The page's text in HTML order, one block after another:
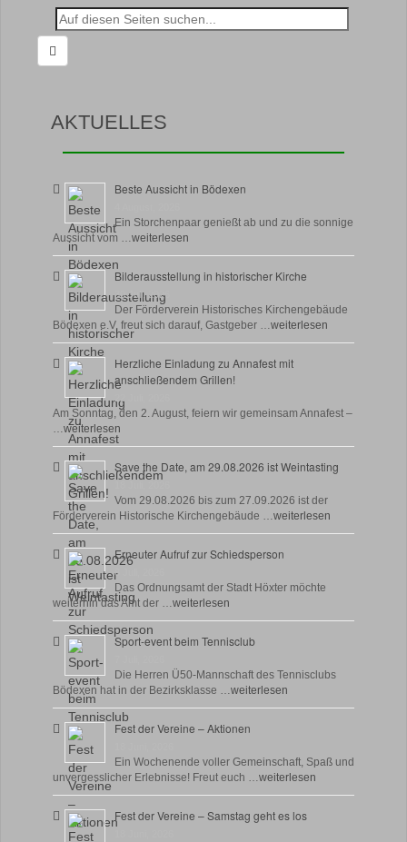
Suche
nach:
AKTUELLES
Beste Aussicht in Bödexen
Ein Storchenpaar genießt ab und zu die sonnige
Aussicht vom …weiterlesen
Bilderausstellung in historischer Kirche
30 Juli, 2026
Der Förderverein Historisches Kirchengebäude
Bödexen e.V. freut sich darauf, Gastgeber …weiterlesen
Herzliche Einladung zu Annafest mit
anschließendem Grillen!
Am Sonntag, den 2. August, feiern wir gemeinsam Annafest –
…weiterlesen
Save the Date, am 29.08.2026 ist Weintasting
Vom 29.08.2026 bis zum 27.09.2026 ist der
Förderverein Historische Kirchengebäude …weiterlesen
Erneuter Aufruf zur Schiedsperson
8 Juli, 2026
Das Ordnungsamt der Stadt Höxter möchte
weiterhin das Amt der …weiterlesen
Sport-event beim Tennisclub
Die Herren Ü50-Mannschaft des Tennisclubs
Bödexen hat in der Bezirksklasse …weiterlesen
Fest der Vereine – Aktionen
Ein Wochenende voller Gemeinschaft, Spaß und
unvergesslicher Erlebnisse! Freut euch …weiterlesen
Fest der Vereine – Samstag geht es los